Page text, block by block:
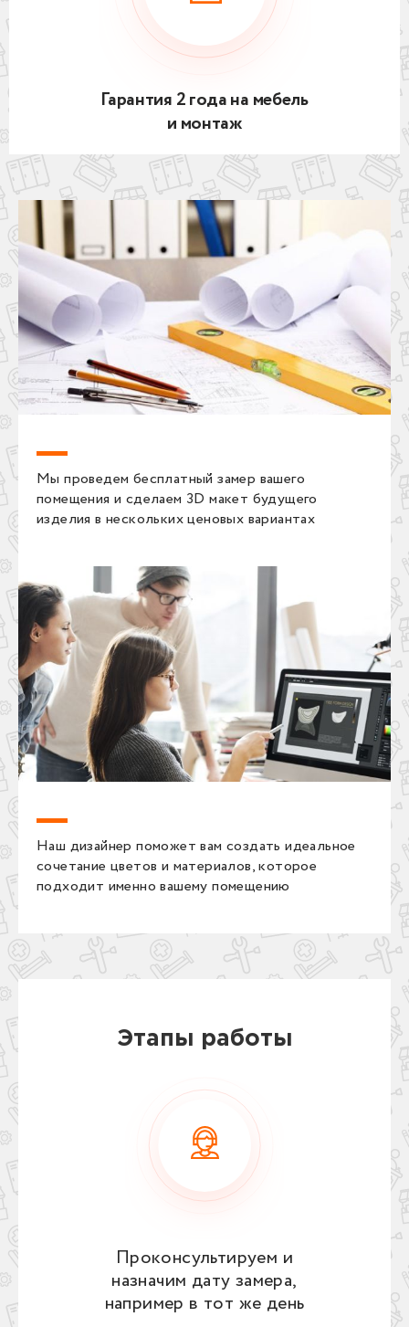
Гарантия 2 года на мебель
и монтаж
Мы проведем бесплатный замер вашего
помещения и сделаем 3D макет будущего
изделия в нескольких ценовых вариантах
Наш дизайнер поможет вам создать идеальное
сочетание цветов и материалов, которое
подходит именно вашему помещению
Этапы работы
Проконсультируем и
назначим дату замера,
например в тот же день